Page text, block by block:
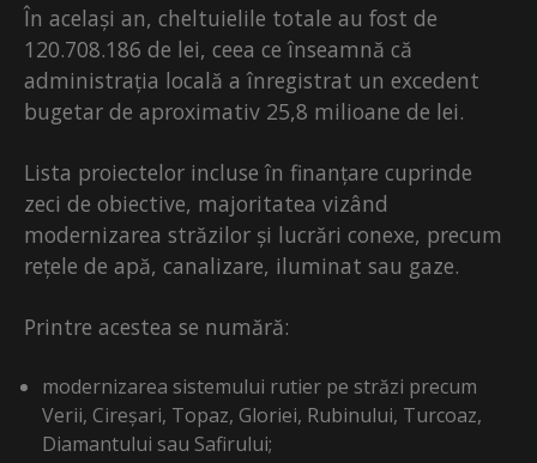
În același an, cheltuielile totale au fost de
120.708.186 de lei, ceea ce înseamnă că
administrația locală a înregistrat un excedent
bugetar de aproximativ 25,8 milioane de lei.
Lista proiectelor incluse în finanțare cuprinde
zeci de obiective, majoritatea vizând
modernizarea străzilor și lucrări conexe, precum
rețele de apă, canalizare, iluminat sau gaze.
Printre acestea se numără:
modernizarea sistemului rutier pe străzi precum
Verii, Cireșari, Topaz, Gloriei, Rubinului, Turcoaz,
Diamantului sau Safirului;